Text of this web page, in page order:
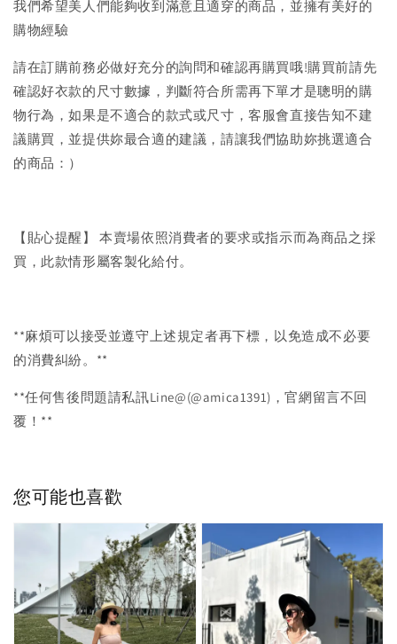
我們希望美人們能夠收到滿意且適穿的商品，並擁有美好的
購物經驗
請在訂購前務必做好充分的詢問和確認再購買哦!購買前請先
確認好衣款的尺寸數據，判斷符合所需再下單才是聰明的購
物行為，如果是不適合的款式或尺寸，客服會直接告知不建
議購買，並提供妳最合適的建議，請讓我們協助妳挑選適合
的商品：）
【貼心提醒】 本賣場依照消費者的要求或指示而為商品之採
買，此款情形屬客製化給付。
**麻煩可以接受並遵守上述規定者再下標，以免造成不必要
的消費糾紛。**
**任何售後問題請私訊Line@(@amica1391)，官網留言不回
覆！**
您可能也喜歡